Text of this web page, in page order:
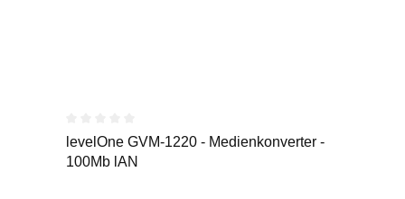
Durchschnittliche Bewertung von 0 von 5 Sternen
levelOne GVM-1220 - Medienkonverter -
100Mb lAN